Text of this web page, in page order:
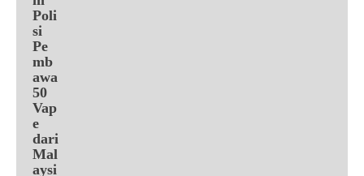
Poli
si
Pe
mb
awa
50
Vap
e
dari
Mal
aysi